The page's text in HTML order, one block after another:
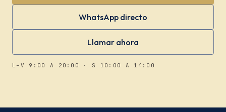
WhatsApp directo
Llamar ahora
L–V 9:00 A 20:00 · S 10:00 A 14:00